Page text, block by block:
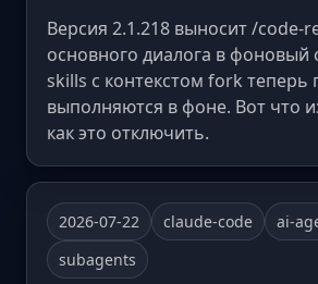
Версия 2.1.218 выносит /code-
основного диалога в фоновый
skills с контекстом fork
выполняются в фоне. Вот что
как это отключить.
2026-07-22 claude-code
ai-
subagents